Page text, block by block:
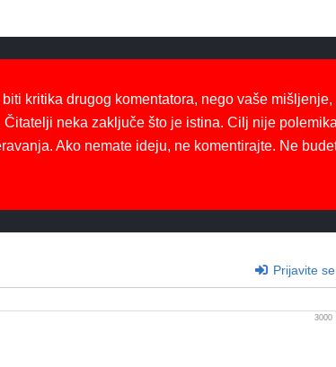
kritika drugog komentatora, nego vaše mišljenje,
neka zaključe što je istina. Cilj nije
Ako nemate ideju, ne komentirajte. Ne
Prijavite se
3000